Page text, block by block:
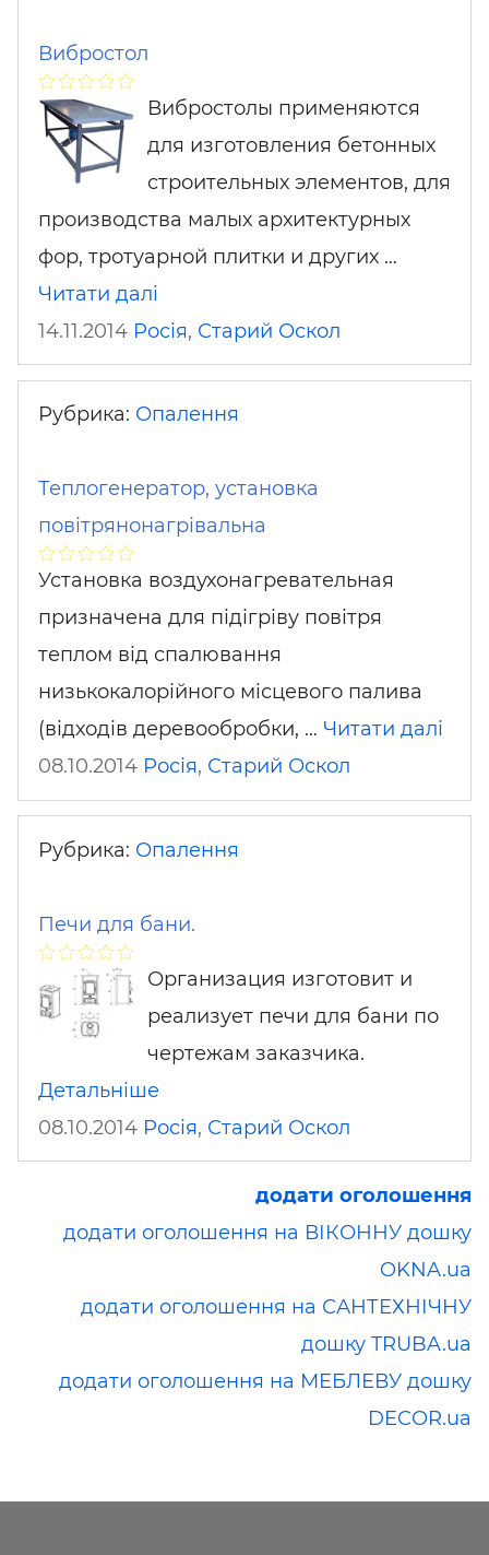
Вибростол
Вибростолы применяются
для изготовления бетонных
строительных элементов, для
производства малых архитектурных
фор, тротуарной плитки и других …
Читати далі
14.11.2014 Росія, Старий Оскол
Рубрика: Опалення
Теплогенератор, установка
повітрянонагрівальна
Установка воздухонагревательная
призначена для підігріву повітря
теплом від спалювання
низькокалорійного місцевого палива
(відходів деревообробки, … Читати далі
08.10.2014 Росія, Старий Оскол
Рубрика: Опалення
Печи для бани.
Организация изготовит и
реализует печи для бани по
чертежам заказчика.
Детальніше
08.10.2014 Росія, Старий Оскол
додати оголошення
додати оголошення на ВІКОННУ дошку
OKNA.ua
додати оголошення на САНТЕХНІЧНУ
дошку TRUBA.ua
додати оголошення на МЕБЛЕВУ дошку
DECOR.ua